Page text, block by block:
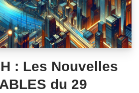
: Les Nouvelles
du 29